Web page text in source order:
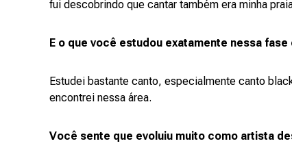
fui descobrindo que cantar também era minha
E o que você estudou exatamente nessa
Estudei bastante canto, especialmente canto
encontrei nessa área.
Você sente que evoluiu muito como artista